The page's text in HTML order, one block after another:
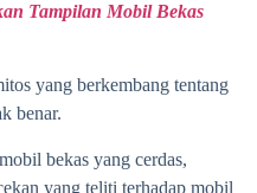
Tampilan Mobil Bekas
yang berkembang tentang
benar.
bekas yang cerdas,
yang teliti terhadap mobil